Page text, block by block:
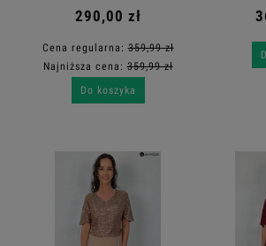
290,00 zł
Cena regularna:359,99 zł
Najniższa cena:359,99 zł
Do koszyka